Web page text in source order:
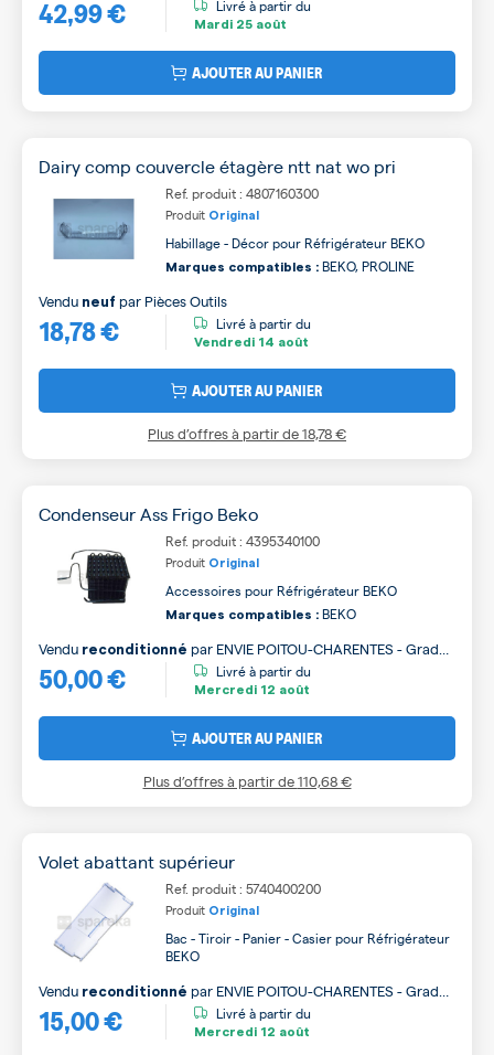
42,99 € Livré à partir du
Mardi 25 août
AJOUTER AU PANIER
Dairy comp couvercle étagère ntt nat wo pri
Ref. produit : 4807160300
Produit Original
Habillage - Décor pour Réfrigérateur BEKO
Marques compatibles : BEKO, PROLINE
18,78 €
Vendu neuf par Pièces Outils
Livré à partir du
Vendredi 14 août
AJOUTER AU PANIER
Plus d’offres à partir de18,78 €
Condenseur Ass Frigo Beko
Ref. produit : 4395340100
Produit Original
Accessoires pour Réfrigérateur BEKO
Marques compatibles : BEKO
50,00 €
Vendu reconditionné par ENVIE POITOU-CHARENTES - Grade
A
Livré à partir du
Mercredi 12 août
AJOUTER AU PANIER
Plus d’offres à partir de110,68 €
Volet abattant supérieur
Ref. produit : 5740400200
Produit Original
Bac - Tiroir - Panier - Casier pour Réfrigérateur
BEKO
15,00 €
Vendu reconditionné par ENVIE POITOU-CHARENTES - Grade
B
Livré à partir du
Mercredi 12 août